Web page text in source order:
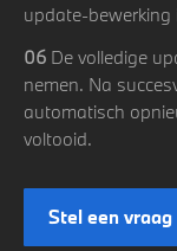
update-bewerking
06 De volledige
nemen. Na
automatisch
voltooid.
Stel een vraag